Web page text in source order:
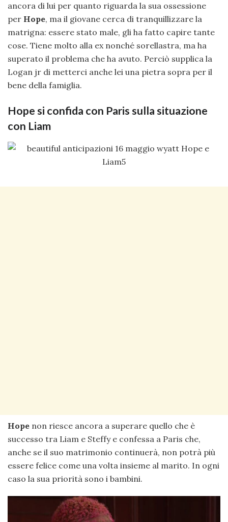
ancora di lui per quanto riguarda la sua ossessione
per Hope, ma il giovane cerca di tranquillizzare la
matrigna: essere stato male, gli ha fatto capire tante
cose. Tiene molto alla ex nonché sorellastra, ma ha
superato il problema che ha avuto. Perciò supplica la
Logan jr di metterci anche lei una pietra sopra per il
bene della famiglia.
Hope si confida con Paris sulla situazione
con Liam
Hope non riesce ancora a superare quello che è
successo tra Liam e Steffy e confessa a Paris che,
anche se il suo matrimonio continuerà, non potrà più
essere felice come una volta insieme al marito. In ogni
caso la sua priorità sono i bambini.